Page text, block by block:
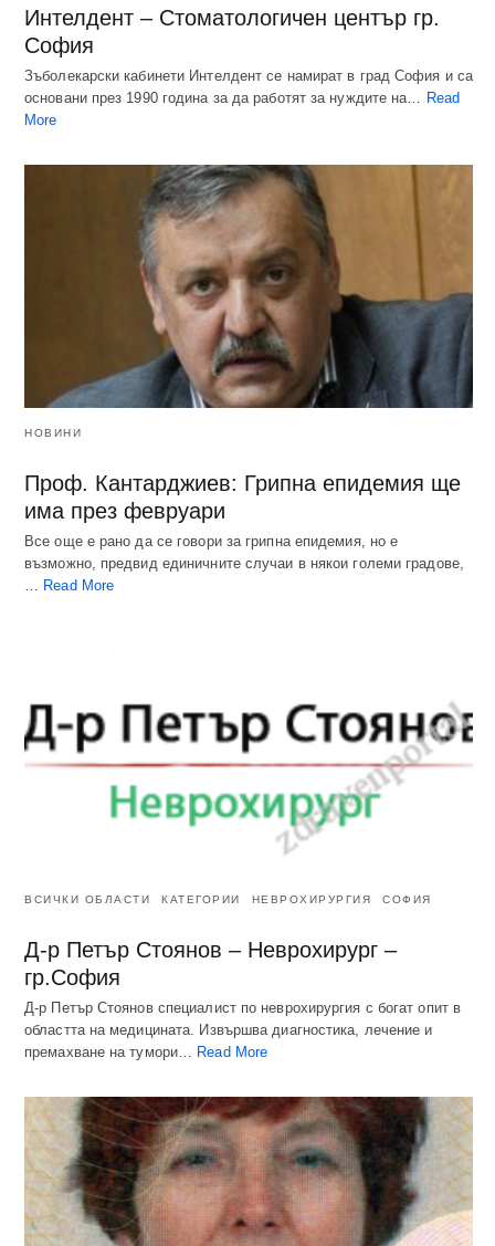
Интелдент – Стоматологичен център гр.
София
Зъболекарски кабинети Интелдент се намират в град София и са
основани през 1990 година за да работят за нуждите на… Read
More
НОВИНИ
Проф. Кантарджиев: Грипна епидемия ще
има през февруари
Все още е рано да се говори за грипна епидемия, но е
възможно, предвид единичните случаи в някои големи градове,
… Read More
ВСИЧКИ ОБЛАСТИ КАТЕГОРИИ НЕВРОХИРУРГИЯ СОФИЯ
Д-р Петър Стоянов – Неврохирург –
гр.София
Д-р Петър Стоянов специалист по неврохирургия с богат опит в
областта на медицината. Извършва диагностика, лечение и
премахване на тумори…
Read More